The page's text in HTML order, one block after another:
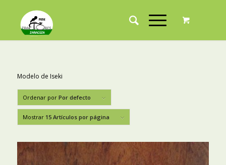
Modelo de Iseki
Ordenar por Por defecto
Mostrar 15 Artículos por página